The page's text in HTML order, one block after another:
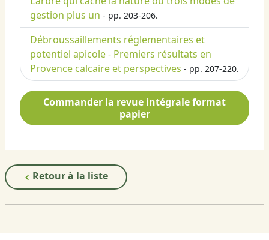
gestion plus un - pp. 203-206.
Débroussaillements réglementaires et
potentiel apicole - Premiers résultats en
Provence calcaire et perspectives - pp. 207-220.
Commander la revue intégrale format
papier
Retour à la liste